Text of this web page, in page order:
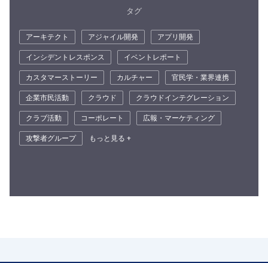
タグ
アーキテクト アジャイル開発
アプリ開発
インシデントレスポンス
イベントレポート
カスタマーストーリー
カルチャー
官民学・業界連携
企業市民活動
クラウド
クラウドインテグレーション
クラブ活動
コーポレート
広報・マーケティング
攻撃者グループ
もっと見る +